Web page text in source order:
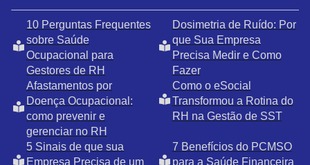
10 Perguntas Frequentes
sobre Saúde
Ocupacional para
Gestores de RH
Dosimetria de Ruído: Por
que Sua Empresa
Precisa Medir e Como
Fazer
Afastamentos por
Doença Ocupacional:
como prevenir e
gerenciar no RH
Como o eSocial
Transformou a Rotina do
RH na Gestão de SST
5 Sinais de que sua
Empresa Precisa de um
7 Benefícios do PCMSO
para a Saúde Financeira